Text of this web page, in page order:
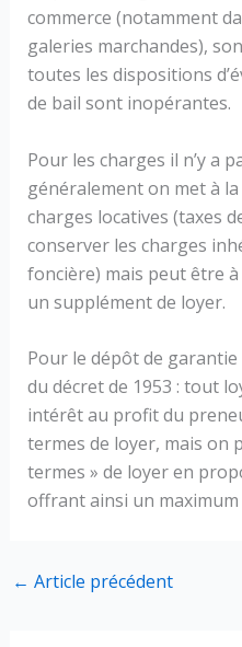
commerce (notamment
galeries marchandes),
toutes les dispositions
de bail sont inopérantes.
Pour les charges il n’y a
généralement on met à
charges locatives (taxes
conserver les charges
foncière) mais peut être
un supplément de loyer.
Pour le dépôt de
du décret de 1953 : tout
intérêt au profit du
termes de loyer, mais on
termes » de loyer en
offrant ainsi un maximum
← Article précédent